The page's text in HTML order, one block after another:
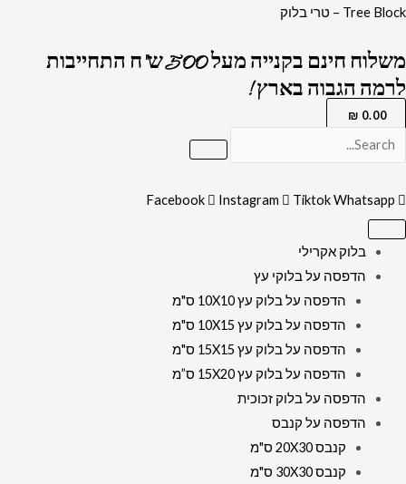
דילוג
Tree Block – טרי בלוק
משלוח חינם בקנייה מעל 500 ש"ח התחייבות
לרמה הגבוה בארץ !
0.00
₪
Facebook Instagram TiktokWhatsapp
בלוק אקרילי
הדפסה על בלוקי עץ
הדפסה על בלוק עץ 10X10 ס"מ
הדפסה על בלוק עץ 10X15 ס"מ
הדפסה על בלוק עץ 15X15 ס"מ
הדפסה על בלוק עץ 15X20 ס”מ
הדפסה על בלוק זכוכית
הדפסה על קנבס
קנבס 20X30 ס"מ
קנבס 30X30 ס"מ
כמות
1553
-
ציור
יוסף
רקע
הכותל
קנבס
זכוכית